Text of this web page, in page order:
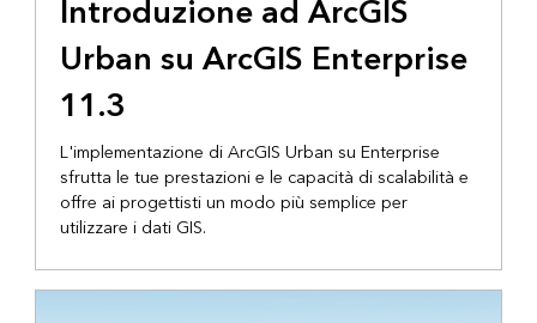
Introduzione ad ArcGIS
Urban su ArcGIS Enterprise
11.3
L'implementazione di ArcGIS Urban su Enterprise
sfrutta le tue prestazioni e le capacità di scalabilità e
offre ai progettisti un modo più semplice per
utilizzare i dati GIS.